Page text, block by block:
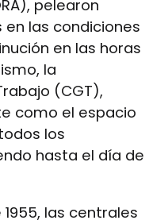
pelearon
las condiciones
en las horas
la
(CGT),
como el espacio
los
hasta el día de
las centrales